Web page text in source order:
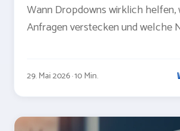
Wann Dropdowns wirklich helfen,
Anfragen verstecken und welche
29. Mai 2026 · 10 Min.